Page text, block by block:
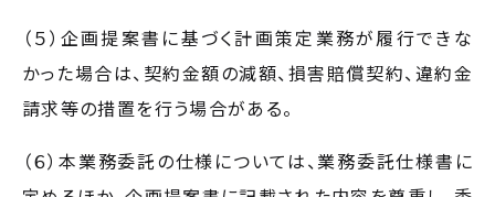
（５）企画提案書に基づく計画策定業務が履行できな
かった場合は、契約金額の減額、損害賠償契約、違約金
請求等の措置を行う場合がある。
（６）本業務委託の仕様については、業務委託仕様書に